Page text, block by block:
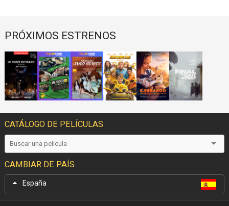
PRÓXIMOS ESTRENOS
CATÁLOGO DE PELÍCULAS
CAMBIAR DE PAÍS
España